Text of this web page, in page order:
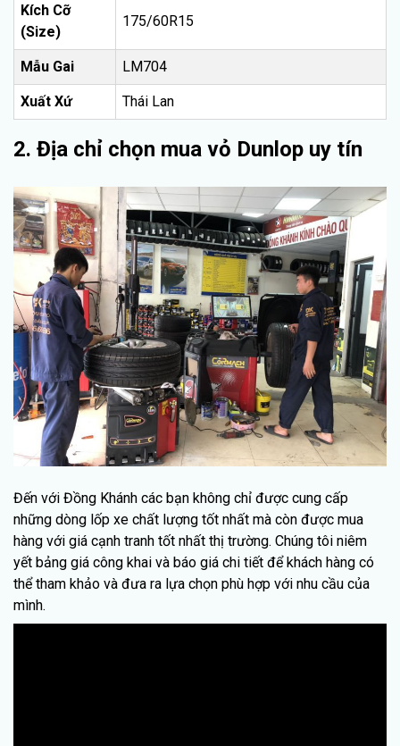
Kích Cỡ
(Size)
175/60R15
Mẫu Gai LM704
Xuất Xứ Thái Lan
2. Địa chỉ chọn mua vỏ Dunlop uy tín
Đến với Đồng Khánh các bạn không chỉ được cung cấp
những dòng lốp xe chất lượng tốt nhất mà còn được mua
hàng với giá cạnh tranh tốt nhất thị trường. Chúng tôi niêm
yết bảng giá công khai và báo giá chi tiết để khách hàng có
thể tham khảo và đưa ra lựa chọn phù hợp với nhu cầu của
mình.